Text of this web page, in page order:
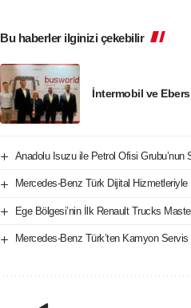
Bu haberler ilginizi çekebilir
İntermobil ve
Anadolu Isuzu ile Petrol Ofisi Grubu’nun
Mercedes-Benz Türk Dijital
Ege Bölgesi’nin İlk Renault Trucks
Mercedes-Benz Türk’ten Kamyon